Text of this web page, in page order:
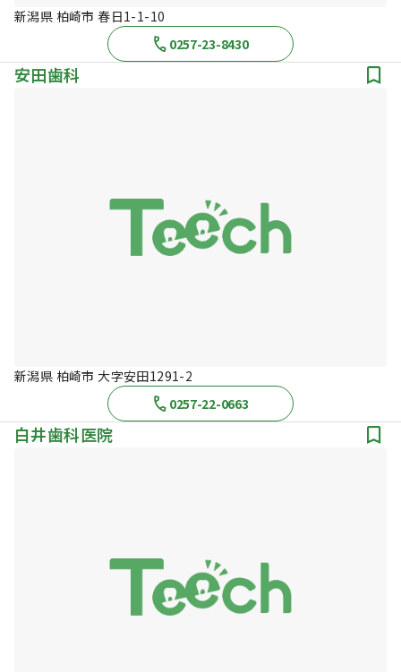
新潟県 柏崎市 春日1-1-10
0257-23-8430
安田歯科
新潟県 柏崎市 大字安田1291-2
0257-22-0663
白井歯科医院